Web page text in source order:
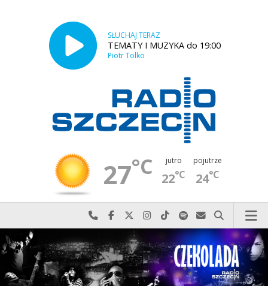
SŁUCHAJ TERAZ
TEMATY I MUZYKA do 19:00
Piotr Tolko
27°C jutro
22°C
pojutrze
24°C
Najlepiej po prostu do nas zadzwoń
Odwiedź nas na Facebook-u
Odwiedź nas na X
Odwiedź nas na Instagram-ie
Odwiedź nas na TikTok-u
Szukaj nas na Spotify
Wyślij do nas
Szukaj